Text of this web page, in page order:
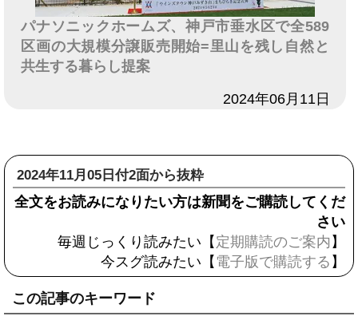
パナソニックホームズ、神戸市垂水区で全589
区画の大規模分譲販売開始=里山を残し自然と
共生する暮らし提案
2024年06月11日
2024年11月05日付2面から抜粋
全文をお読みになりたい方は新聞をご購読してくだ
さい
毎週じっくり読みたい【 定期購読のご案内 】
今スグ読みたい【 電子版で購読する 】
この記事のキーワード